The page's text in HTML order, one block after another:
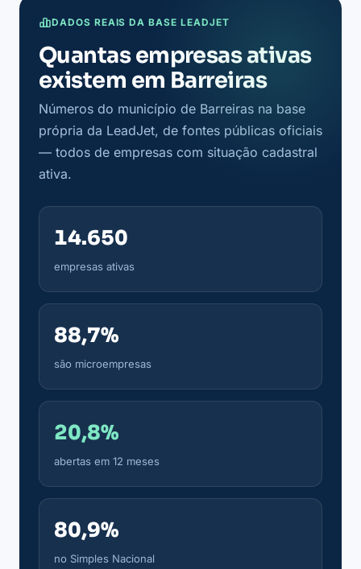
DADOS REAIS DA BASE LEADJET
Quantas empresas ativas
existem em Barreiras
Números do município de Barreiras na base
própria da LeadJet, de fontes públicas oficiais
— todos de empresas com situação cadastral
ativa.
14.650
empresas ativas
88,7%
são microempresas
20,8%
abertas em 12 meses
80,9%
no Simples Nacional